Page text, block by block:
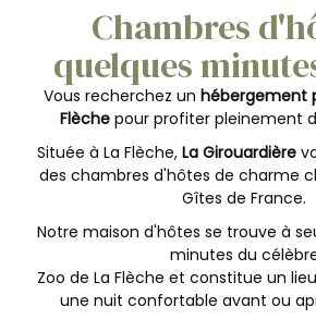
Chambres
quelques
Vous recherchez un hébergement
Flèche pour profiter pleinement
Située à La Flèche, La Girouardière
des chambres d'hôtes de charme
Gîtes de France.
Notre maison d'hôtes se trouve à
minutes du
Zoo de La Flèche et constitue un
une nuit confortable avant ou